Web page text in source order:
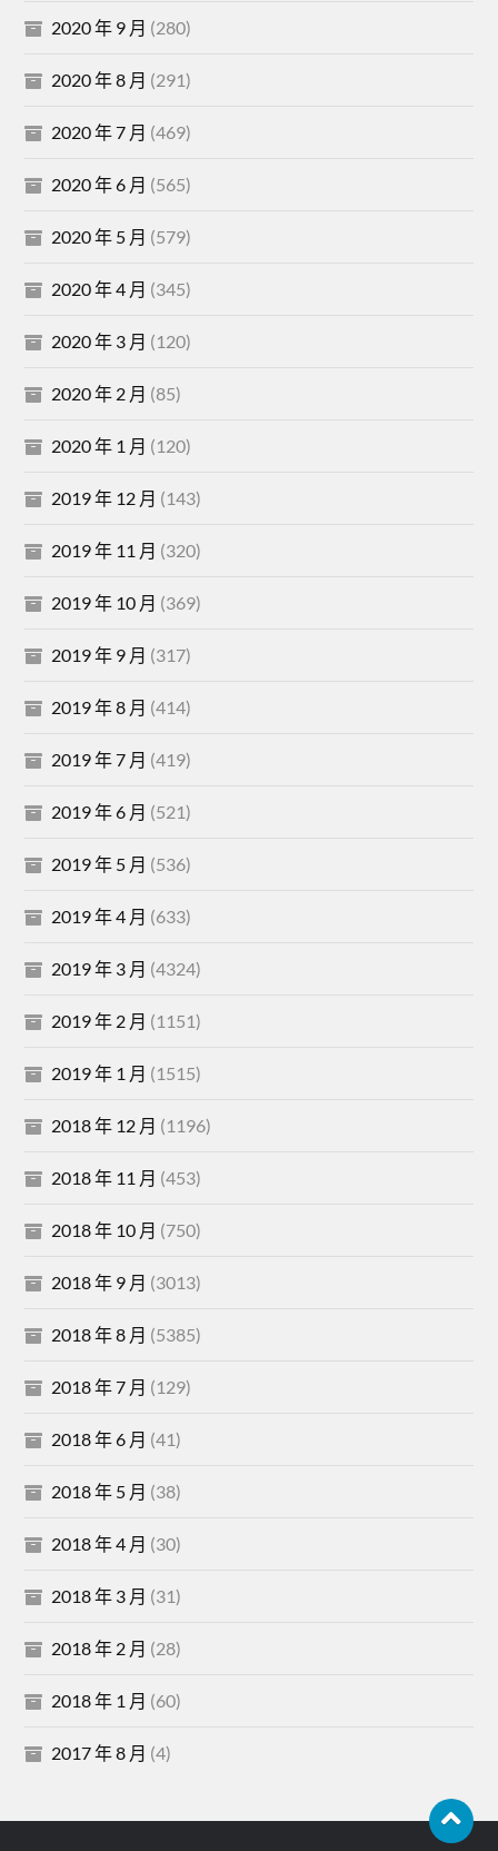
2020 年 9 月 (280)
2020 年 8 月 (291)
2020 年 7 月 (469)
2020 年 6 月 (565)
2020 年 5 月 (579)
2020 年 4 月 (345)
2020 年 3 月 (120)
2020 年 2 月 (85)
2020 年 1 月 (120)
2019 年 12 月 (143)
2019 年 11 月 (320)
2019 年 10 月 (369)
2019 年 9 月 (317)
2019 年 8 月 (414)
2019 年 7 月 (419)
2019 年 6 月 (521)
2019 年 5 月 (536)
2019 年 4 月 (633)
2019 年 3 月 (4324)
2019 年 2 月 (1151)
2019 年 1 月 (1515)
2018 年 12 月 (1196)
2018 年 11 月 (453)
2018 年 10 月 (750)
2018 年 9 月 (3013)
2018 年 8 月 (5385)
2018 年 7 月 (129)
2018 年 6 月 (41)
2018 年 5 月 (38)
2018 年 4 月 (30)
2018 年 3 月 (31)
2018 年 2 月 (28)
2018 年 1 月 (60)
2017 年 8 月 (4)